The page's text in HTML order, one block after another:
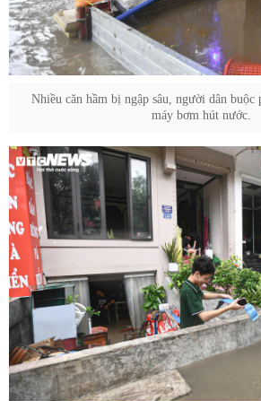
Nhiều căn hầm bị ngập sâu, người dân buộc
máy bơm hút nước.